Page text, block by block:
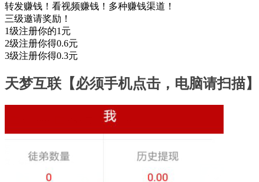
转发赚钱！看视频赚钱！多种赚钱渠道！
三级邀请奖励！
1级注册你的1元
2级注册你得0.6元
3级注册你得0.3元
天梦互联【必须手机点击，电脑请扫描】